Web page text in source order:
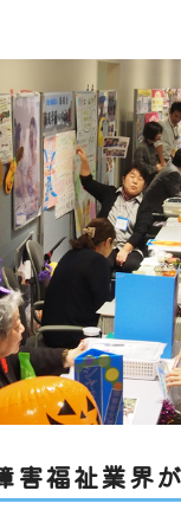
害福祉業界